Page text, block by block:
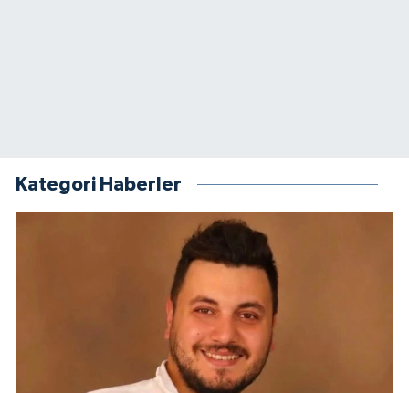
Kategori Haberler